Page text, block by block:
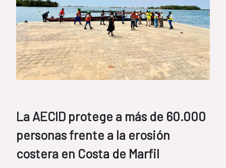
La AECID protege a más de 60.000
personas frente a la erosión
costera en Costa de Marfil